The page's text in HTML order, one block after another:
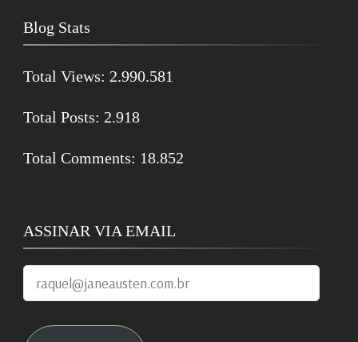
Blog Stats
Total Views: 2.990.581
Total Posts: 2.918
Total Comments: 18.852
ASSINAR VIA EMAIL
raquel@janeausten.com.br